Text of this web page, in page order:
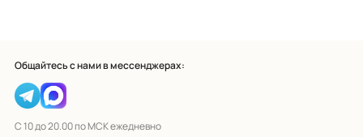
Общайтесь с нами в мессенджерах:
С 10 до 20.00 по МСК ежедневно